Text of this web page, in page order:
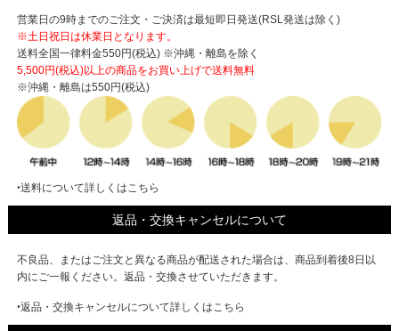
営業日の9時までのご注文・ご決済は最短即日発送(RSL発送は除く)
※土日祝日は休業日となります。
送料全国一律料金550円(税込) ※沖縄・離島を除く
5,500円(税込)以上の商品をお買い上げで送料無料
※沖縄・離島は550円(税込)
‣送料について詳しくはこちら
返品・交換キャンセルについて
不良品、またはご注文と異なる商品が配送された場合は、商品到着後8日以
内にご一報ください。返品・交換させていただきます。
‣返品・交換キャンセルについて詳しくはこちら